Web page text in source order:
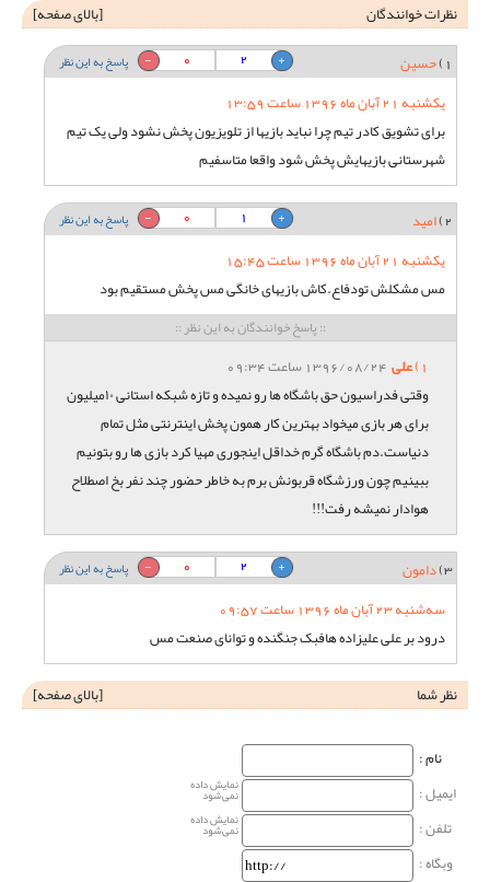
نظرات خوانندگان [بالای صفحه]
1) حسین پاسخ به این نظر 0
2
یکشنبه 21 آبان ماه 1396 ساعت 13:59
برای تشویق کادر تیم چرا نباید بازیها از تلویزیون پخش نشود ولی یک تیم
شهرستانی بازیهایش پخش شود واقعا متاسفیم
2) امید پاسخ به این نظر 0
1
یکشنبه 21 آبان ماه 1396 ساعت 15:45
مس مشکلش تودفاع.کاش بازیهای خانگی مس پخش مستقیم بود
:: پاسخ خوانندگان به این نظر ::
1) علی1396/08/24 ساعت 09:34
وقتی فدراسیون حق باشگاه ها رو نمیده و تازه شبکه استانی ١٠میلیون
برای هر بازی میخواد بهترین کار همون پخش اینترنتی مثل تمام
دنیاست.دم باشگاه گرم خداقل اینجوری مهیا کرد بازی ها رو بتونیم
ببینیم چون ورزشگاه قربونش برم به خاطر حضور چند نفر بخ اصطلاح
هوادار نمیشه رفت!!!
3) دامون پاسخ به این نظر 0
2
سه‌شنبه 23 آبان ماه 1396 ساعت 09:57
درود بر علی علیزاده هافبک جنگنده و توانای صنعت مس
نظر شما
[بالای صفحه]
نام‌ :
ایمیل :
نمایش داده
نمی‌شود
تلفن : نمایش داده
نمی‌شود
وبگاه‌ :